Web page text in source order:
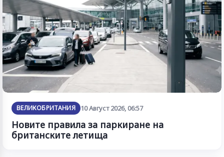
ВЕЛИКОБРИТАНИЯ 10 Август 2026, 06:57
Новите правила за паркиране на
британските летища